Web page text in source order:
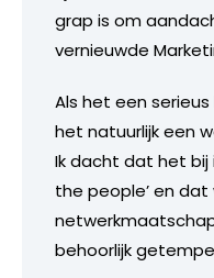
grap is om
vernieuwde
Als het een
het natuurlijk een
Ik dacht dat het bij
the people’ en dat
behoorlijk